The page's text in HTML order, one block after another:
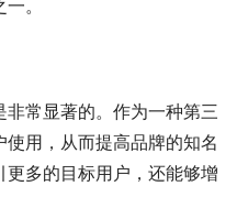
。
常显著的。作为一种第三
用，从而提高品牌的知名
多的目标用户，还能够增